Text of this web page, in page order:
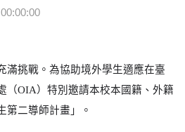
滿挑戰。為協助境外學生適應在臺
（OIA）特別邀請本校本國籍、外籍
第二導師計畫」。